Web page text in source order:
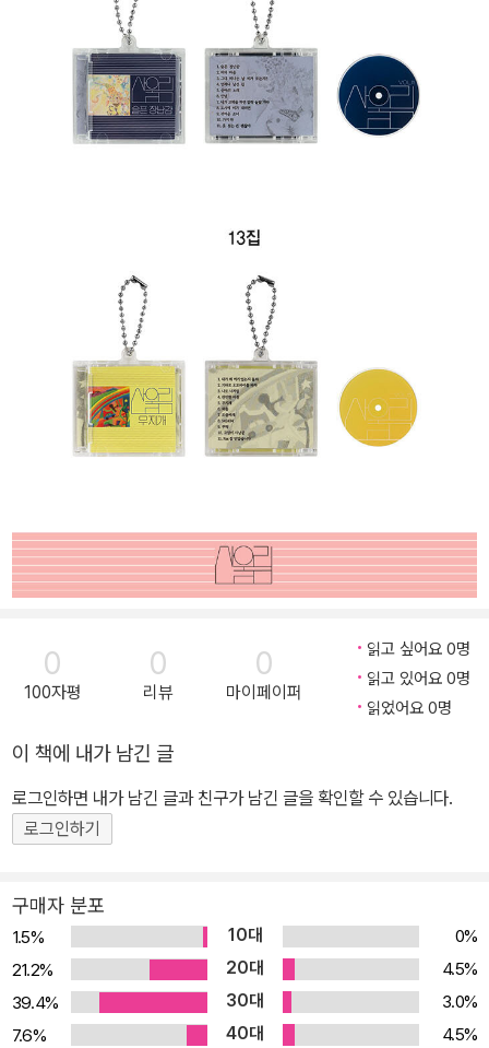
0
100자평
0
리뷰
0
마이페이퍼
읽고 싶어요 0명
읽고 있어요 0명
읽었어요 0명
이 책에 내가 남긴 글
로그인하면 내가 남긴 글과 친구가 남긴 글을 확인할 수 있습니다.
로그인하기
구매자 분포
1.5% 10대
0%
21.2%
20대
4.5%
39.4%
30대
3.0%
7.6%
40대
4.5%